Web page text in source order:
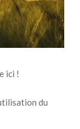
ici !
du